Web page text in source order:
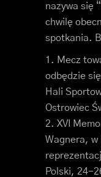
nazywa się
chwilę
spotkania.
Mecz
odbędzie
Hali
Ostrowiec
XVI
Wagnera, w
Polski, 24-